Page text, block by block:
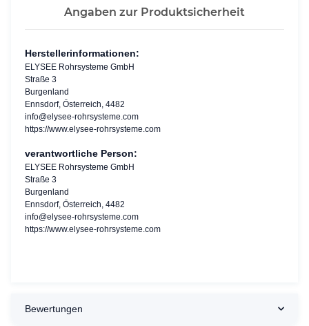
Angaben zur Produktsicherheit
Herstellerinformationen:
ELYSEE Rohrsysteme GmbH
Straße 3
Burgenland
Ennsdorf, Österreich, 4482
info@elysee-rohrsysteme.com
https://www.elysee-rohrsysteme.com
verantwortliche Person:
ELYSEE Rohrsysteme GmbH
Straße 3
Burgenland
Ennsdorf, Österreich, 4482
info@elysee-rohrsysteme.com
https://www.elysee-rohrsysteme.com
Bewertungen